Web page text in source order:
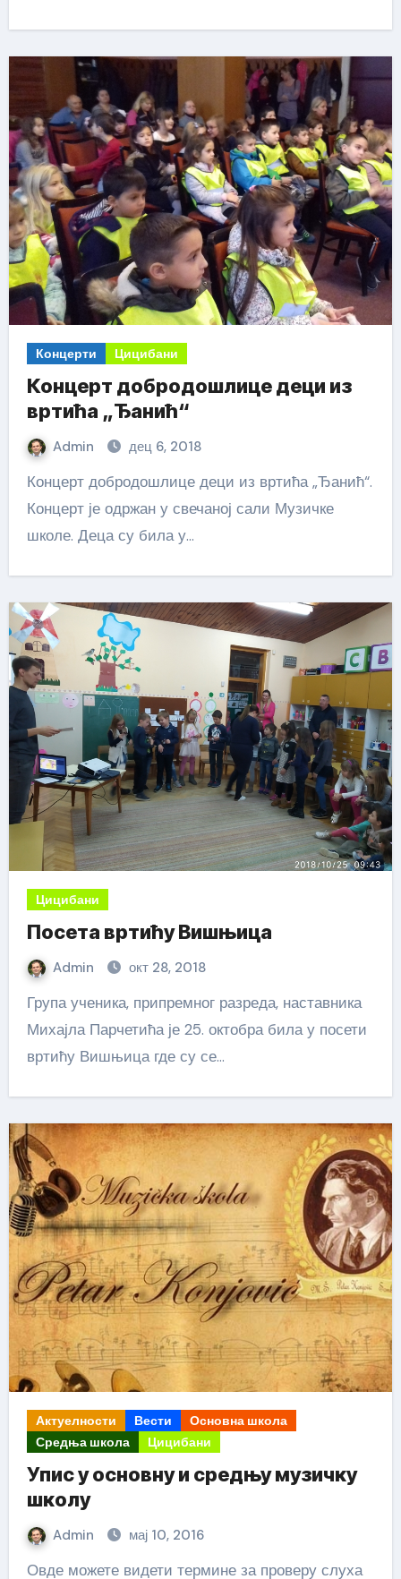
Концерти Цицибани
Концерт добродошлице деци из
вртића „Ђанић“
Admin дец 6, 2018
Концерт добродошлице деци из вртића „Ђанић“.
Концерт је одржан у свечаној сали Музичке
школе. Деца су била у…
Цицибани
Посета вртићу Вишњица
Admin окт 28, 2018
Група ученика, припремног разреда, наставника
Михајла Парчетића је 25. октобра била у посети
вртићу Вишњица где су се…
Актуелности Вести
Основна школа
Средња школа
Цицибани
Упис у основну и средњу музичку
школу
Admin мај 10, 2016
Овде можете видети термине за проверу слуха